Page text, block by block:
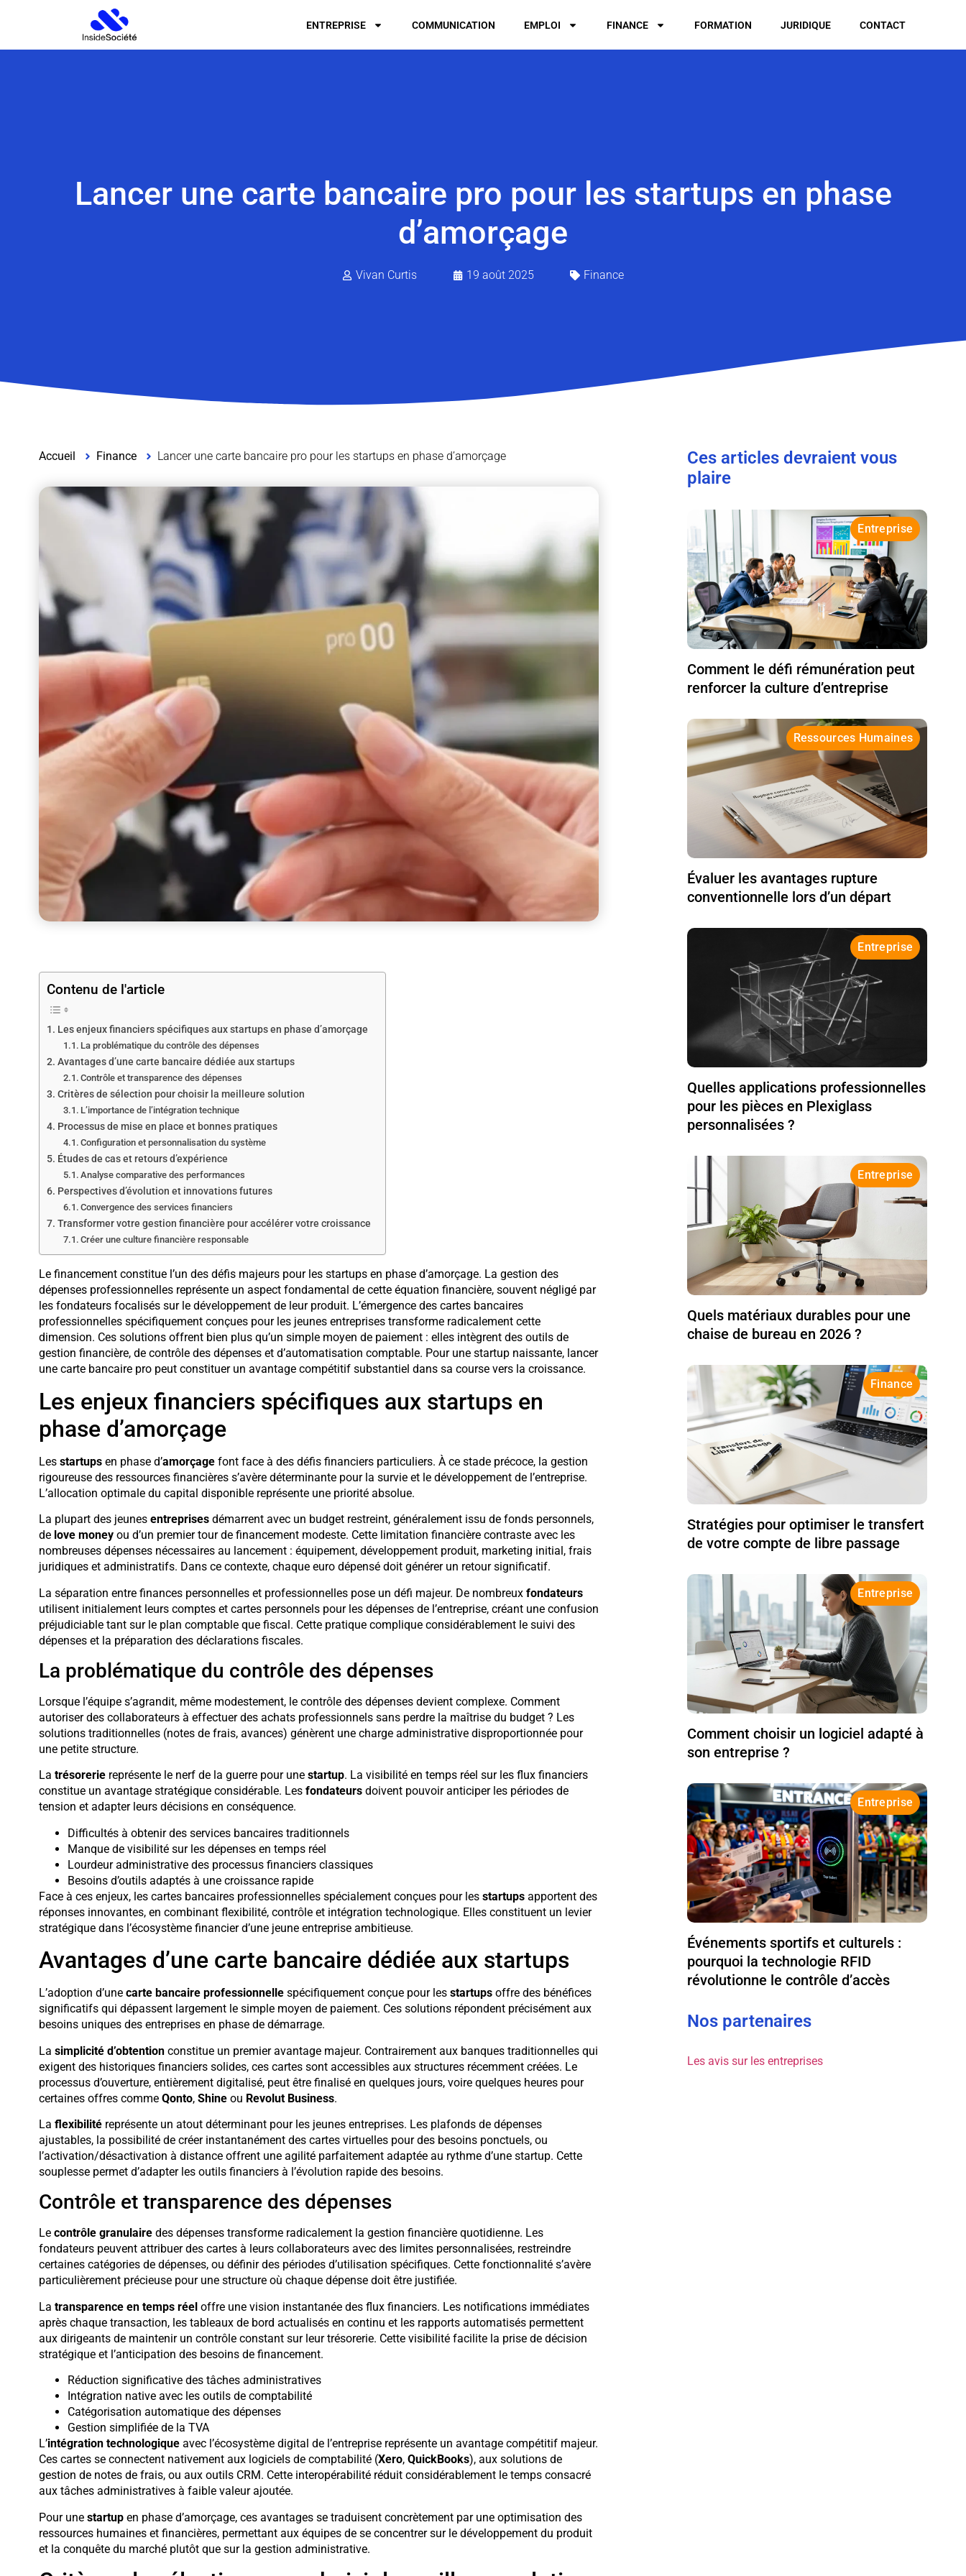
ENTREPRISE COMMUNICATION EMPLOI FINANCE FORMATION JURIDIQUE CONTACT
Lancer une carte bancaire pro pour les startups en phase
d’amorçage
Vivan Curtis 19 août 2025 Finance
Accueil Finance Lancer une carte bancaire pro pour les startups en phase d’amorçage
Contenu de l'article
Les enjeux financiers spécifiques aux startups en phase d’amorçage
La problématique du contrôle des dépenses
Avantages d’une carte bancaire dédiée aux startups
Contrôle et transparence des dépenses
Critères de sélection pour choisir la meilleure solution
L’importance de l’intégration technique
Processus de mise en place et bonnes pratiques
Configuration et personnalisation du système
Études de cas et retours d’expérience
Analyse comparative des performances
Perspectives d’évolution et innovations futures
Convergence des services financiers
Transformer votre gestion financière pour accélérer votre croissance
Créer une culture financière responsable
Le financement constitue l’un des défis majeurs pour les startups en phase d’amorçage. La gestion des
dépenses professionnelles représente un aspect fondamental de cette équation financière, souvent négligé par
les fondateurs focalisés sur le développement de leur produit. L’émergence des cartes bancaires
professionnelles spécifiquement conçues pour les jeunes entreprises transforme radicalement cette
dimension. Ces solutions offrent bien plus qu’un simple moyen de paiement : elles intègrent des outils de
gestion financière, de contrôle des dépenses et d’automatisation comptable. Pour une startup naissante, lancer
une carte bancaire pro peut constituer un avantage compétitif substantiel dans sa course vers la croissance.
Les enjeux financiers spécifiques aux startups en
phase d’amorçage
Les startupsen phase d’amorçagefont face à des défis financiers particuliers. À ce stade précoce, la gestion
rigoureuse des ressources financières s’avère déterminante pour la survie et le développement de l’entreprise.
L’allocation optimale du capital disponible représente une priorité absolue.
La plupart des jeunes entreprisesdémarrent avec un budget restreint, généralement issu de fonds personnels,
de love moneyou d’un premier tour de financement modeste. Cette limitation financière contraste avec les
nombreuses dépenses nécessaires au lancement : équipement, développement produit, marketing initial, frais
juridiques et administratifs. Dans ce contexte, chaque euro dépensé doit générer un retour significatif.
La séparation entre finances personnelles et professionnelles pose un défi majeur. De nombreux fondateurs
utilisent initialement leurs comptes et cartes personnels pour les dépenses de l’entreprise, créant une confusion
préjudiciable tant sur le plan comptable que fiscal. Cette pratique complique considérablement le suivi des
dépenses et la préparation des déclarations fiscales.
La problématique du contrôle des dépenses
Lorsque l’équipe s’agrandit, même modestement, le contrôle des dépenses devient complexe. Comment
autoriser des collaborateurs à effectuer des achats professionnels sans perdre la maîtrise du budget ? Les
solutions traditionnelles (notes de frais, avances) génèrent une charge administrative disproportionnée pour
une petite structure.
La trésoreriereprésente le nerf de la guerre pour une startup. La visibilité en temps réel sur les flux financiers
constitue un avantage stratégique considérable. Les fondateursdoivent pouvoir anticiper les périodes de
tension et adapter leurs décisions en conséquence.
Difficultés à obtenir des services bancaires traditionnels
Manque de visibilité sur les dépenses en temps réel
Lourdeur administrative des processus financiers classiques
Besoins d’outils adaptés à une croissance rapide
Face à ces enjeux, les cartes bancaires professionnelles spécialement conçues pour les startupsapportent des
réponses innovantes, en combinant flexibilité, contrôle et intégration technologique. Elles constituent un levier
stratégique dans l’écosystème financier d’une jeune entreprise ambitieuse.
Avantages d’une carte bancaire dédiée aux startups
L’adoption d’une carte bancaire professionnellespécifiquement conçue pour les startupsoffre des bénéfices
significatifs qui dépassent largement le simple moyen de paiement. Ces solutions répondent précisément aux
besoins uniques des entreprises en phase de démarrage.
La simplicité d’obtentionconstitue un premier avantage majeur. Contrairement aux banques traditionnelles qui
exigent des historiques financiers solides, ces cartes sont accessibles aux structures récemment créées. Le
processus d’ouverture, entièrement digitalisé, peut être finalisé en quelques jours, voire quelques heures pour
certaines offres comme Qonto, Shineou Revolut Business.
La flexibilitéreprésente un atout déterminant pour les jeunes entreprises. Les plafonds de dépenses
ajustables, la possibilité de créer instantanément des cartes virtuelles pour des besoins ponctuels, ou
l’activation/désactivation à distance offrent une agilité parfaitement adaptée au rythme d’une startup. Cette
souplesse permet d’adapter les outils financiers à l’évolution rapide des besoins.
Contrôle et transparence des dépenses
Le contrôle granulairedes dépenses transforme radicalement la gestion financière quotidienne. Les
fondateurs peuvent attribuer des cartes à leurs collaborateurs avec des limites personnalisées, restreindre
certaines catégories de dépenses, ou définir des périodes d’utilisation spécifiques. Cette fonctionnalité s’avère
particulièrement précieuse pour une structure où chaque dépense doit être justifiée.
La transparence en temps réeloffre une vision instantanée des flux financiers. Les notifications immédiates
après chaque transaction, les tableaux de bord actualisés en continu et les rapports automatisés permettent
aux dirigeants de maintenir un contrôle constant sur leur trésorerie. Cette visibilité facilite la prise de décision
stratégique et l’anticipation des besoins de financement.
Réduction significative des tâches administratives
Intégration native avec les outils de comptabilité
Catégorisation automatique des dépenses
Gestion simplifiée de la TVA
L’intégration technologiqueavec l’écosystème digital de l’entreprise représente un avantage compétitif majeur.
Ces cartes se connectent nativement aux logiciels de comptabilité (Xero, QuickBooks), aux solutions de
gestion de notes de frais, ou aux outils CRM. Cette interopérabilité réduit considérablement le temps consacré
aux tâches administratives à faible valeur ajoutée.
Pour une startupen phase d’amorçage, ces avantages se traduisent concrètement par une optimisation des
ressources humaines et financières, permettant aux équipes de se concentrer sur le développement du produit
et la conquête du marché plutôt que sur la gestion administrative.
Ces articles devraient vous
plaire
Entreprise
Comment le défi rémunération peut
renforcer la culture d’entreprise
Ressources Humaines
Évaluer les avantages rupture
conventionnelle lors d’un départ
Entreprise
Quelles applications professionnelles
pour les pièces en Plexiglass
personnalisées ?
Entreprise
Quels matériaux durables pour une
chaise de bureau en 2026 ?
Finance
Stratégies pour optimiser le transfert
de votre compte de libre passage
Entreprise
Comment choisir un logiciel adapté à
son entreprise ?
Entreprise
Événements sportifs et culturels :
pourquoi la technologie RFID
révolutionne le contrôle d’accès
Nos partenaires
Les avis sur les entreprises